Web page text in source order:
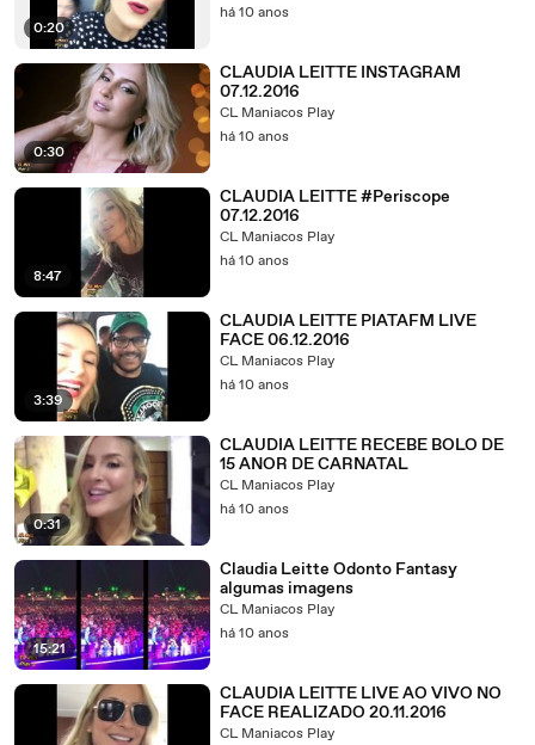
0:20
há 10 anos
0:30
CLAUDIA LEITTE INSTAGRAM
07.12.2016
CL Maniacos Play
há 10 anos
8:47
CLAUDIA LEITTE #Periscope
07.12.2016
CL Maniacos Play
há 10 anos
3:39
CLAUDIA LEITTE PIATAFM LIVE
FACE 06.12.2016
CL Maniacos Play
há 10 anos
0:31
CLAUDIA LEITTE RECEBE BOLO DE
15 ANOR DE CARNATAL
CL Maniacos Play
há 10 anos
15:21
Claudia Leitte Odonto Fantasy
algumas imagens
CL Maniacos Play
há 10 anos
CLAUDIA LEITTE LIVE AO VIVO NO
FACE REALIZADO 20.11.2016
CL Maniacos Play